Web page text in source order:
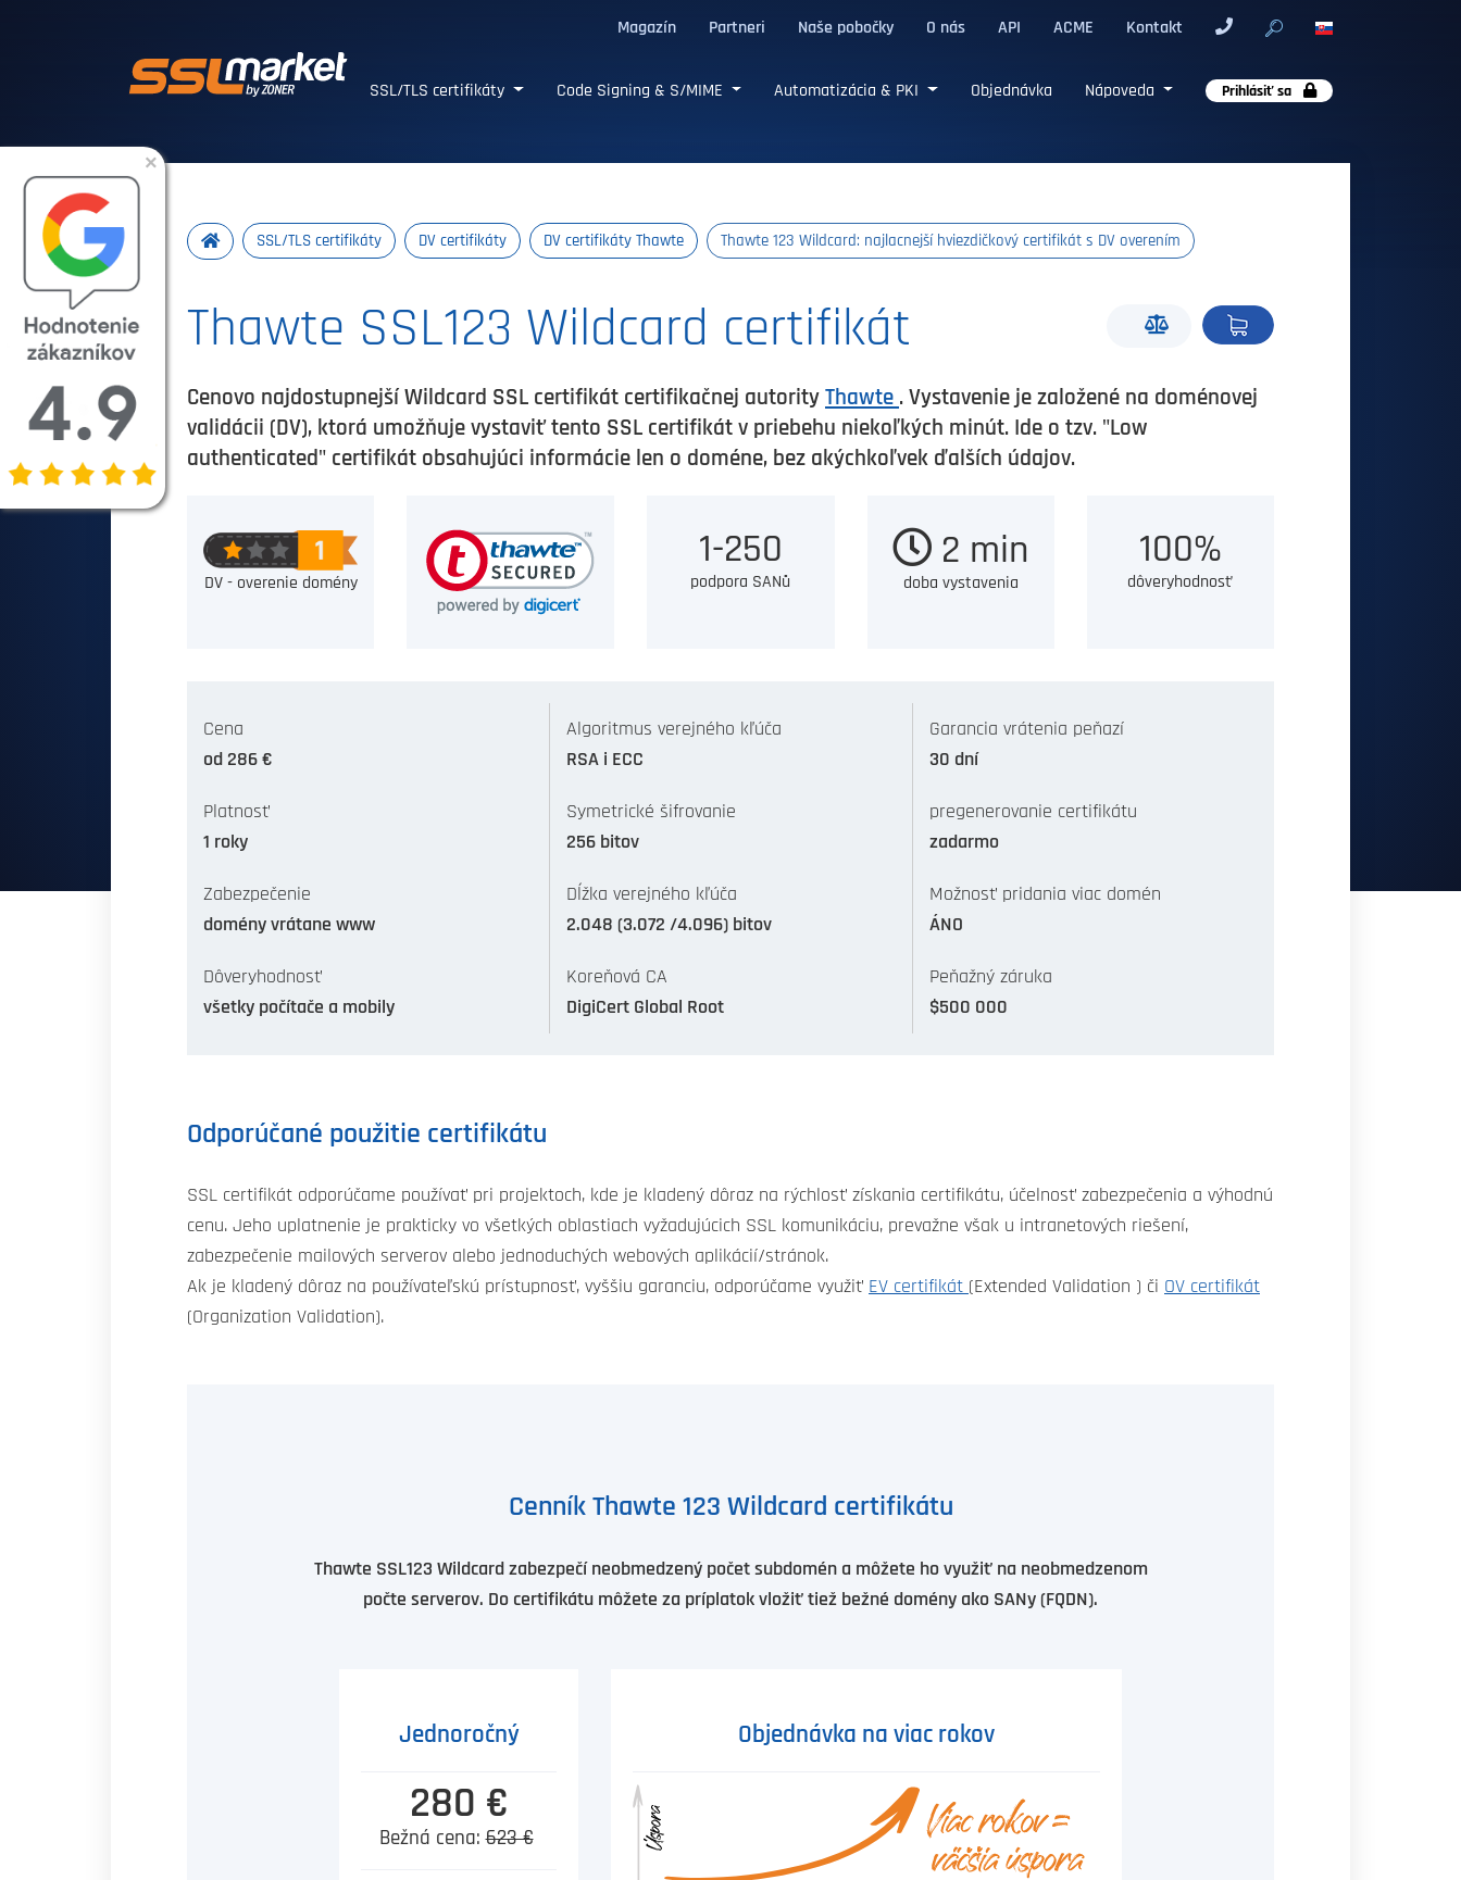
Magazín Partneri Naše pobočky O nás API ACME Kontakt
Dôveryhodné SSL/TLS certifikáty
SSL/TLS certifikáty Code Signing & S/MIME Automatizácia & PKI Objednávka Nápoveda Prihlásiť sa
SSL/TLS certifikáty DV certifikáty DV certifikáty Thawte Thawte 123 Wildcard: najlacnejší hviezdičkový certifikát s DV overením
Thawte SSL123 Wildcard certifikát
Cenovo najdostupnejší Wildcard SSL certifikát certifikačnej autority Thawte . Vystavenie je založené na doménovej
validácii (DV), ktorá umožňuje vystaviť tento SSL certifikát v priebehu niekoľkých minút. Ide o tzv. "Low
authenticated" certifikát obsahujúci informácie len o doméne, bez akýchkoľvek ďalších údajov.
DV - overenie domény
1-250
podpora SANů
2 min
doba vystavenia
100%
dôveryhodnosť
Cena
od 286 €
Platnosť
1 roky
Zabezpečenie
domény vrátane www
Dôveryhodnosť
všetky počítače a mobily
Algoritmus verejného kľúča
RSA i ECC
Symetrické šifrovanie
256 bitov
Dĺžka verejného kľúča
2.048 (3.072 /4.096) bitov
Koreňová CA
DigiCert Global Root
Garancia vrátenia peňazí
30 dní
pregenerovanie certifikátu
zadarmo
Možnosť pridania viac domén
ÁNO
Peňažný záruka
$500 000
Odporúčané použitie certifikátu
SSL certifikát odporúčame používať pri projektoch, kde je kladený dôraz na rýchlosť získania certifikátu, účelnosť zabezpečenia a výhodnú
cenu. Jeho uplatnenie je prakticky vo všetkých oblastiach vyžadujúcich SSL komunikáciu, prevažne však u intranetových riešení,
zabezpečenie mailových serverov alebo jednoduchých webových aplikácií/stránok.
Ak je kladený dôraz na používateľskú prístupnosť, vyššiu garanciu, odporúčame využiť EV certifikát (Extended Validation ) či OV certifikát
(Organization Validation).
Cenník Thawte 123 Wildcard certifikátu
Thawte SSL123 Wildcard zabezpečí neobmedzený počet subdomén a môžete ho využiť na neobmedzenom
počte serverov. Do certifikátu môžete za príplatok vložiť tiež bežné domény ako SANy (FQDN).
Jednoročný
280 €
Bežná cena:623 €
Objednávka na viac rokov
×